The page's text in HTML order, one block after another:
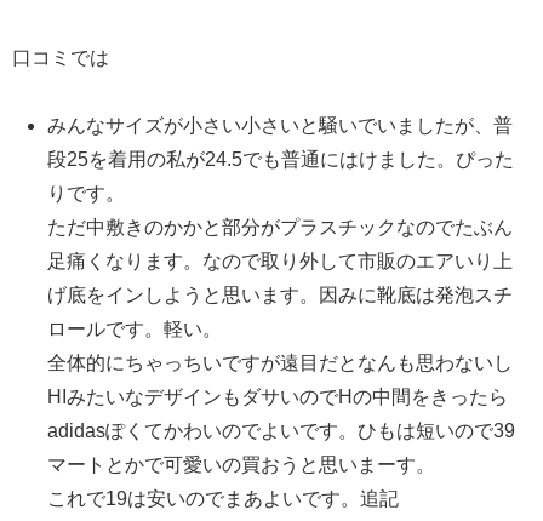
口コミでは
みんなサイズが小さい小さいと騒いでいましたが、普
段25を着用の私が24.5でも普通にはけました。ぴった
りです。
ただ中敷きのかかと部分がプラスチックなのでたぶん
足痛くなります。なので取り外して市販のエアいり上
げ底をインしようと思います。因みに靴底は発泡スチ
ロールです。軽い。
全体的にちゃっちいですが遠目だとなんも思わないし
HIみたいなデザインもダサいのでHの中間をきったら
adidasぽくてかわいのでよいです。ひもは短いので39
マートとかで可愛いの買おうと思いまーす。
これで19は安いのでまあよいです。追記